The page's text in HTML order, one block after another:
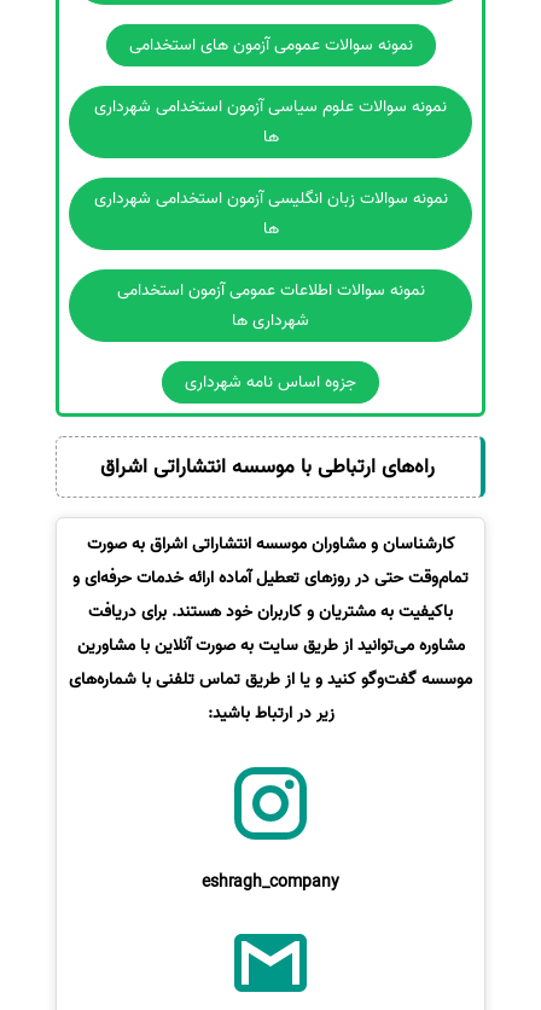
نمونه سوالات عمومی آزمون های استخدامی
نمونه سوالات علوم سیاسی آزمون استخدامی شهرداری
ها
نمونه سوالات زبان انگلیسی آزمون استخدامی شهرداری
ها
نمونه سوالات اطلاعات عمومی آزمون استخدامی
شهرداری ها
جزوه اساس نامه شهرداری
راه‌های ارتباطی با موسسه انتشاراتی اشراق
کارشناسان و مشاوران موسسه انتشاراتی اشراق به صورت
تمام‌وقت حتی در روزهای تعطیل آماده ارائه خدمات حرفه‌ای و
باکیفیت به مشتریان و کاربران خود هستند. برای دریافت
مشاوره می‌توانید از طریق سایت به صورت آنلاین با مشاورین
موسسه گفت‌وگو کنید و یا از طریق تماس تلفنی با شماره‌های
زیر در ارتباط باشید:
eshragh_company